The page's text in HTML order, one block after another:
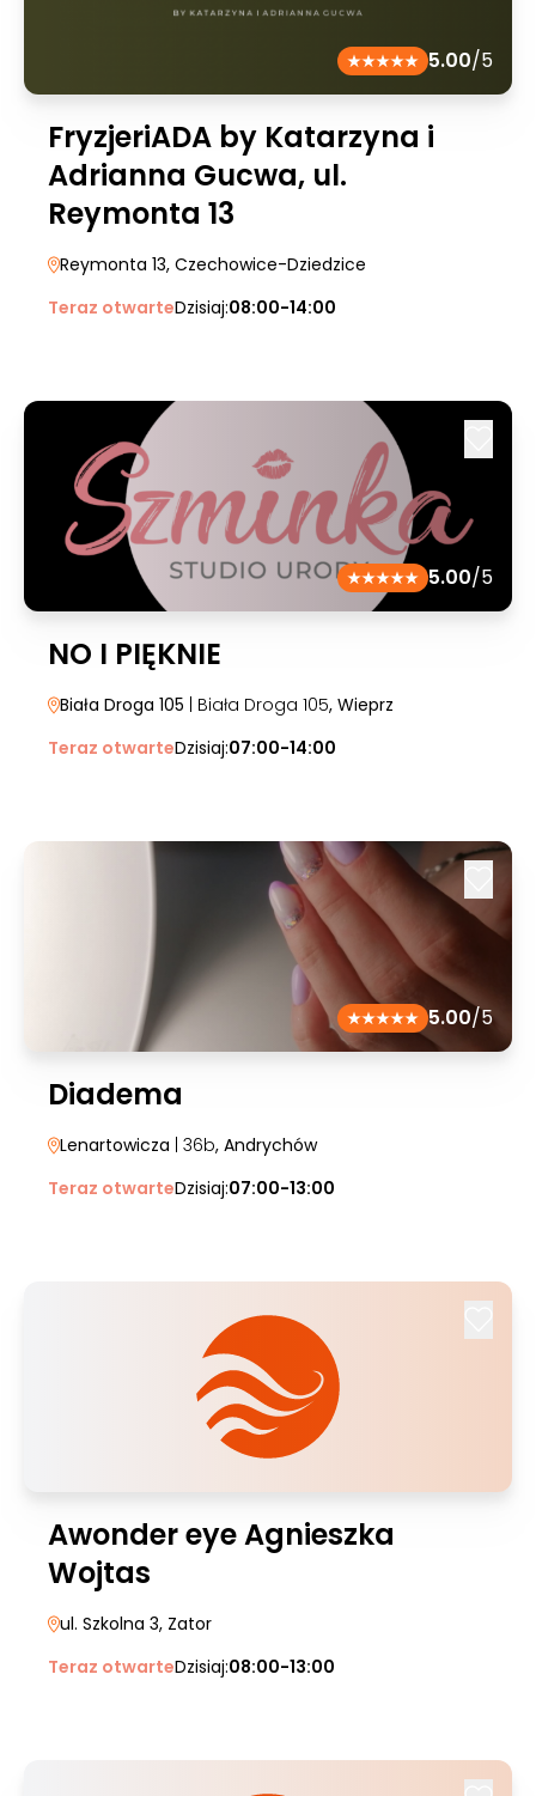
5.00/5
FryzjeriADA by Katarzyna i
Adrianna Gucwa, ul.
Reymonta 13
Reymonta 13, Czechowice-Dziedzice
Teraz otwarteDzisiaj:08:00-14:00
5.00/5
NO I PIĘKNIE
Biała Droga 105 | Biała Droga 105, Wieprz
Teraz otwarteDzisiaj:07:00-14:00
5.00/5
Diadema
Lenartowicza | 36b, Andrychów
Teraz otwarteDzisiaj:07:00-13:00
Awonder eye Agnieszka
Wojtas
ul. Szkolna 3, Zator
Teraz otwarteDzisiaj:08:00-13:00